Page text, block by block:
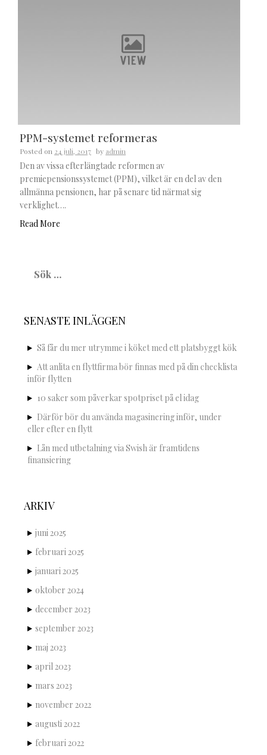
PPM-systemet reformeras
Posted on 24 juli, 2017 by admin
Den av vissa efterlängtade reformen av
premiepensionssystemet (PPM), vilket är en del av den
allmänna pensionen, har på senare tid närmat sig
verklighet….
Read More
efter:
SENASTE INLÄGGEN
Så får du mer utrymme i köket med ett platsbyggt kök
Att anlita en flyttfirma bör finnas med på din checklista
inför flytten
10 saker som påverkar spotpriset på el idag
Därför bör du använda magasinering inför, under
eller efter en flytt
Lån med utbetalning via Swish är framtidens
finansiering
ARKIV
juni 2025
februari 2025
januari 2025
oktober 2024
december 2023
september 2023
maj 2023
april 2023
mars 2023
november 2022
augusti 2022
februari 2022